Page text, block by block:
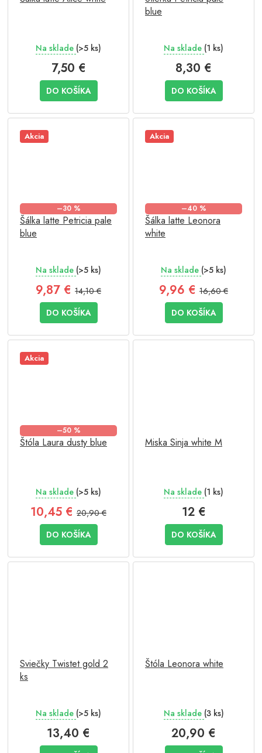
Na sklade (>5 ks)
7,50 €
DO KOŠÍKA
blue
Na sklade (1 ks)
8,30 €
DO KOŠÍKA
Akcia
–30 %
Šálka latte Petricia pale
blue
Na sklade (>5 ks)
9,87 € 14,10 €
DO KOŠÍKA
Akcia
–40 %
Šálka latte Leonora
white
Na sklade (>5 ks)
9,96 € 16,60 €
DO KOŠÍKA
Akcia
–50 %
Štóla Laura dusty blue
Na sklade (>5 ks)
10,45 € 20,90 €
DO KOŠÍKA
Miska Sinja white M
Na sklade (1 ks)
12 €
DO KOŠÍKA
Sviečky Twistet gold 2
ks
Na sklade (>5 ks)
13,40 €
Štóla Leonora white
Na sklade (3 ks)
20,90 €